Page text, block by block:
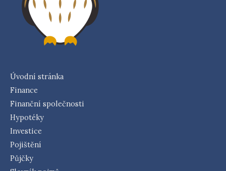
Úvodní stránka
Finance
Finanční společnosti
Hypotéky
Investice
Pojištění
Půjčky